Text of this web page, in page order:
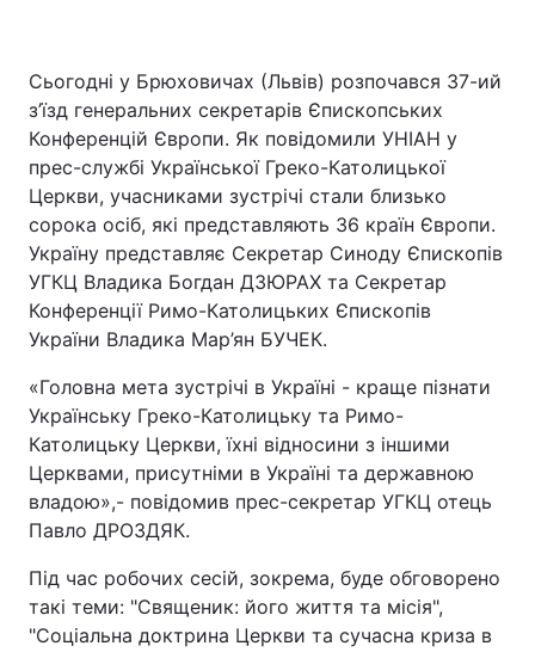
Сьогодні у Брюховичах (Львів) розпочався 37-ий
з’їзд генеральних секретарів Єпископських
Конференцій Європи. Як повідомили УНІАН у
прес-службі Української Греко-Католицької
Церкви, учасниками зустрічі стали близько
сорока осіб, які представляють 36 країн Європи.
Україну представляє Секретар Синоду Єпископів
УГКЦ Владика Богдан ДЗЮРАХ та Секретар
Конференції Римо-Католицьких Єпископів
України Владика Мар’ян БУЧЕК.
«Головна мета зустрічі в Україні - краще пізнати
Українську Греко-Католицьку та Римо-
Католицьку Церкви, їхні відносини з іншими
Церквами, присутніми в Україні та державною
владою»,- повідомив прес-секретар УГКЦ отець
Павло ДРОЗДЯК.
Під час робочих сесій, зокрема, буде обговорено
такі теми: "Священик: його життя та місія",
"Соціальна доктрина Церкви та сучасна криза в